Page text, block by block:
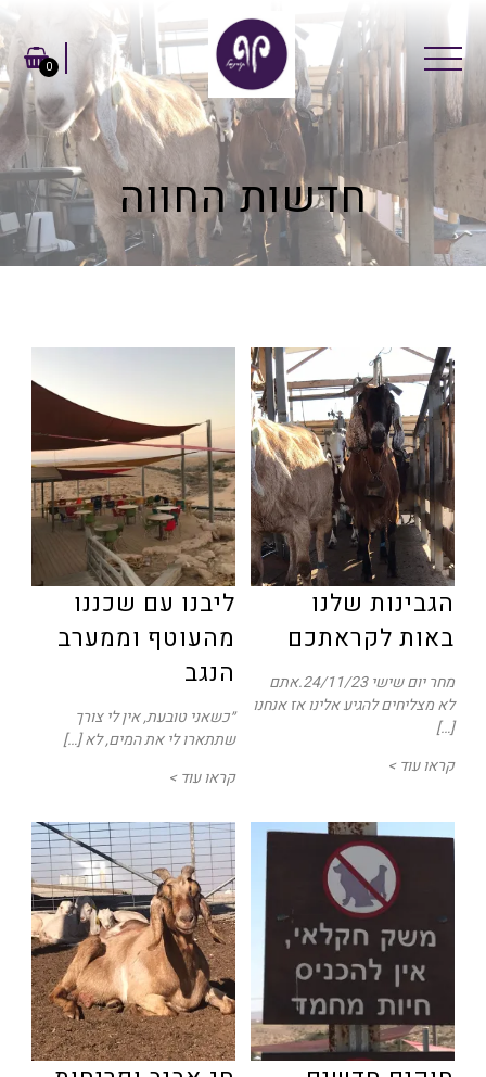
0
חדשות החווה
הגבינות שלנו
באות לקראתכם
מחר יום שישי 24/11/23.אתם
לא מצליחים להגיע אלינו אז אנחנו
[…]
קראו עוד >
ליבנו עם שכננו
מהעוטף וממערב
הנגב
״כשאני טובעת, אין לי צורך
שתתארו לי את המים, לא […]
קראו עוד >